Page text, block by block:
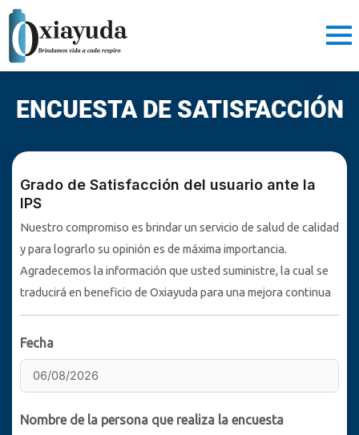
contenido
ENCUESTA DE SATISFACCIÓN
Grado de Satisfacción del usuario ante la
IPS
Nuestro compromiso es brindar un servicio de salud de calidad
y para lograrlo su opinión es de máxima importancia.
Agradecemos la información que usted suministre, la cual se
traducirá en beneficio de Oxiayuda para una mejora continua
Fecha
Nombre de la persona que realiza la encuesta